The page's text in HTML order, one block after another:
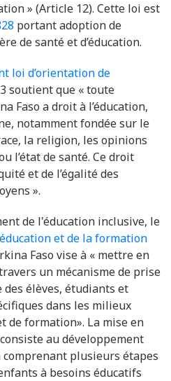
» (Article 12). Cette loi est
portant adoption de
de santé et d’éducation.
loi d’orientation de
soutient que « toute
Faso a droit à l’éducation,
notamment fondée sur le
la religion, les opinions
l’état de santé. Ce droit
et de l’égalité des
».
de l'éducation inclusive, le
et de la formation
Faso vise à « mettre en
un mécanisme de prise
des élèves, étudiants et
dans les milieux
de formation». La mise en
au développement
comprenant plusieurs étapes
à besoins éducatifs